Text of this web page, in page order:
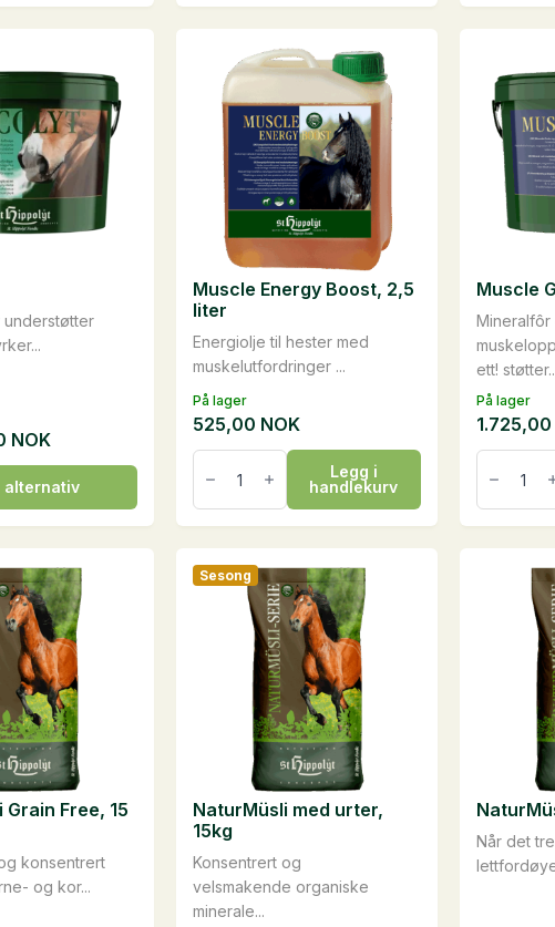
har
varianter.
Alternativene
velges
produktsiden
har
varianter.
kan
velges
understøtter
NOK
alternativ
På lager
Energiolje til hester med
muskelutfordringer ...
Muscle Energy Boost, 2,5
liter
525,00 NOK
Muscle
Energy
Boost,
2,5
liter
Legg i
handlekurv
På lager
Mineralfôr
ett!
Muscle
1.725,00
Muscle
Gard,
kg
antall
konsentrert
og kor...
Free, 15
Sesong
Konsentrert og
velsmakende organiske
minerale...
NaturMüsli med urter,
15kg
Når det